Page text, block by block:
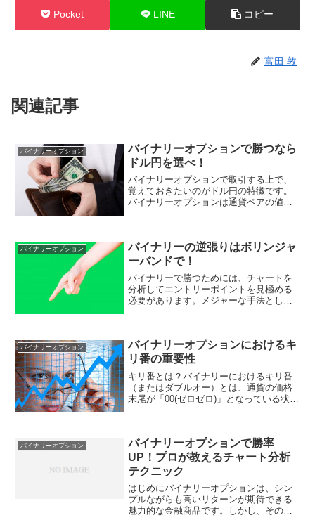
Pocket LINE コピー
富田 敦
関連記事
バイナリーオプション
バイナリーオプションで勝つなら
ドル円を選べ！
バイナリーオプションで取引する上で、
覚えておきたいのがドル円の特徴です。
バイナリーオプションは通貨ペアの値動
す。どの通貨ペアがいいのか...
バイナリーオプション
バイナリーの逆張りはボリンジャ
ーバンドで！
バイナリーで勝つためには、チャートを
分析してエントリーポイントを見極める
必要があります。メジャーな手法として
さらなる勝率アップに繋が...
バイナリーオプション
バイナリーオプションにおけるキ
リ番の重要性
キリ番とは？バイナリーにおけるキリ番
（またはダブルオー）とは、通貨の価格
末尾が「00(ゼロゼロ)」となっている状況
バイナリーオプション
バイナリーオプションで勝率
UP！プロが教えるチャート分析
テクニック
はじめにバイナリーオプションは、シン
プルながらも高いリターンが期待できる
魅力的な金融商品です。しかし、その高